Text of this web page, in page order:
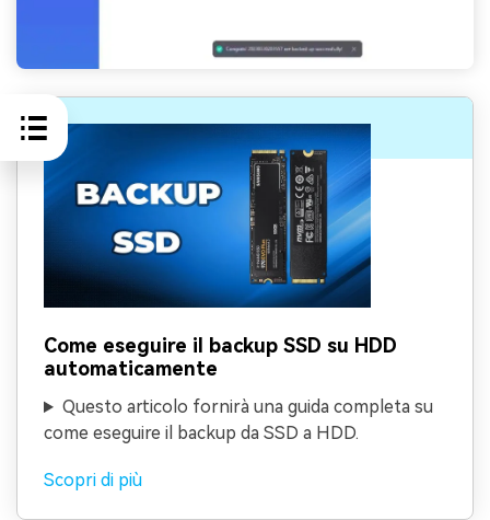
Come eseguire il backup SSD su HDD
automaticamente
Questo articolo fornirà una guida completa su
come eseguire il backup da SSD a HDD.
Scopri di più